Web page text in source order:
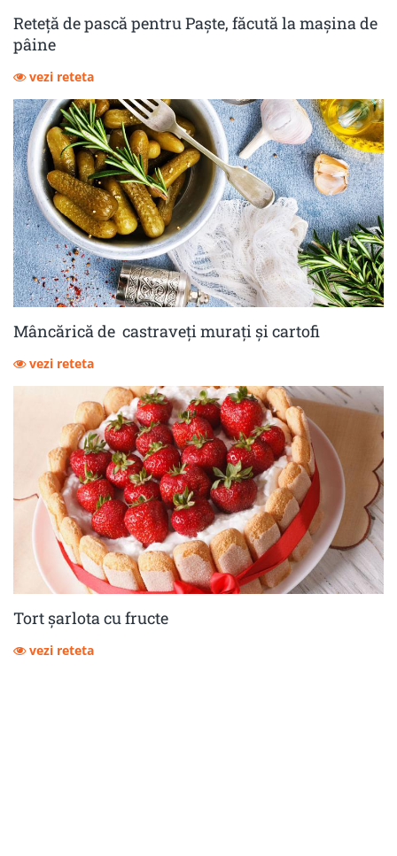
Reteță de pască pentru Paște, făcută la mașina de
pâine
vezi reteta
Mâncărică de castraveţi muraţi şi cartofi
vezi reteta
Tort șarlota cu fructe
vezi reteta